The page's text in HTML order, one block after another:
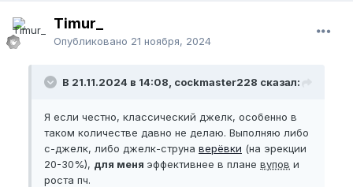
Timur_
Опубликовано 21 ноября, 2024
В 21.11.2024 в 14:08, cockmaster228 сказал:
Я если честно, классический джелк, особенно в
таком количестве давно не делаю. Выполняю либо
c-джелк, либо джелк-струна верёвки (на эрекции
20-30%), для меня эффективнее в плане вупов и
роста пч.